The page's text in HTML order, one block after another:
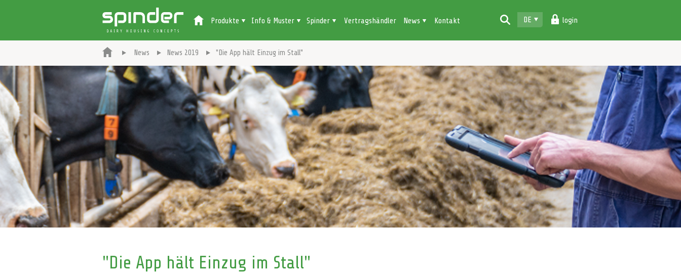
DE login
Produkte Info & Muster Spinder Vertragshändler News Kontakt
News News 2019 "Die App hält Einzug im Stall"
"Die App hält Einzug im Stall"